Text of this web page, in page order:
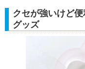
クセが強いけど
グッズ